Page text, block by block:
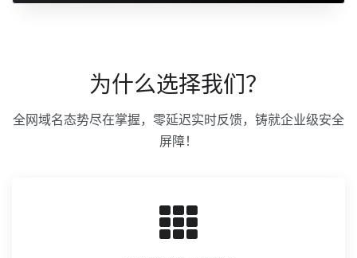
为什么选择我们？
全网域名态势尽在掌握，零延迟实时反馈，铸就企业级安全
屏障！